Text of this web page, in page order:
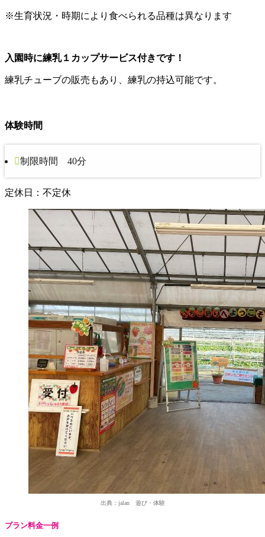
※生育状況・時期により食べられる品種は異なります
入園時に練乳１カップサービス付きです！
練乳チューブの販売もあり、練乳の持込可能です。
体験時間
制限時間 40分
定休日：不定休
出典：jalan 遊び・体験
プラン料金一例